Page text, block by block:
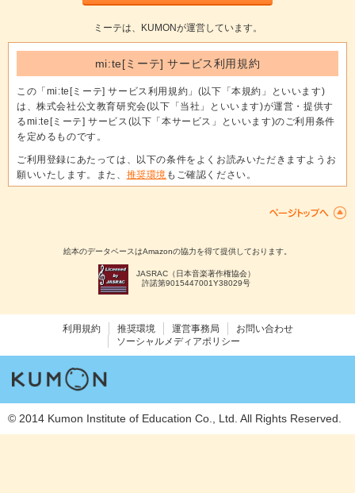
ミーテは、KUMONが運営しています。
mi:te[ミーテ] サービス利用規約
この「mi:te[ミーテ] サービス利用規約」(以下「本規約」といいます)
は、株式会社公文教育研究会(以下「当社」といいます)が運営・提供す
るmi:te[ミーテ] サービス(以下「本サービス」といいます)のご利用条件
を定めるものです。
ご利用登録にあたっては、以下の条件をよくお読みいただきますようお
願いいたします。また、 推奨環境 もご確認ください。
「利用者」…本規約に同意のうえ本サービスの利用登録を完了した個
「コンテンツ」…本サービスを利用して利用者が入力する文章および
「メインアカウント」…以下で定義する記録用アカウントおよび閲覧
用アカウントの発行および利用停止を含む利用者向けの全機能を利用
「記録用アカウント」…メインアカウントを有する利用者が、本サー
ビスにおいて自己と同等の機能（各種アカウントの発行およびメイン
アカウントの設定変更その他の一部機能を除く）の使用を行わせる者
として指定した1名に対し、当社所定の手続きを経て発行するアカウ
ント
「閲覧用アカウント」…メインアカウントを有する利用者が、本サー
絵本のデータベースはAmazonの協力を得て提供しております。
JASRAC（日本音楽著作権協会）
許諾第9015447001Y38029号
利用規約 推奨環境 運営事務局
お問い合わせ
ソーシャルメディアポリシー
© 2014 Kumon Institute of Education Co., Ltd. All Rights Reserved.